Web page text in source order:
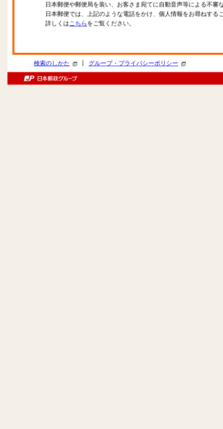
日本郵便や郵便局を装い、お客さま宛てに自動音声等による不審
日本郵便では、上記のような電話をかけ、個人情報をお尋ねする
詳しくはこちら をご覧ください。
検索のしかた グループ・プライバシーポリシー